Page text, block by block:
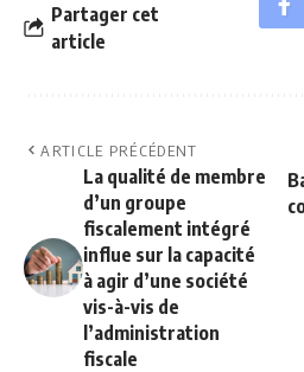
Partager cet
article
ARTICLE PRÉCÉDENT
La qualité de membre
d’un groupe
fiscalement intégré
influe sur la capacité
à agir d’une société
vis-à-vis de
l’administration
fiscale